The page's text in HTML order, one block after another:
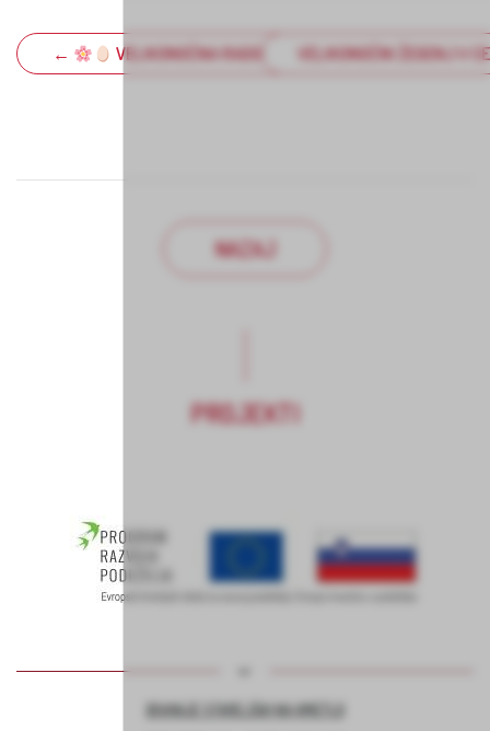
← VELIKONOČNA RADOST V ČRNUČAHVELIKONOČNI ŽEGENJ V
NAZAJ
PROJEKTI
BIVANJE STAREJŠIH NA KMETIJI